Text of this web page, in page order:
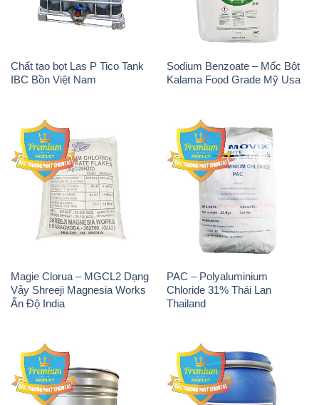
Magie Clorua – MGCL2 Dạng
Vảy Shreeji Magnesia Works
Ấn Độ India
PAC – Polyaluminium
Chloride 31% Thái Lan
Thailand